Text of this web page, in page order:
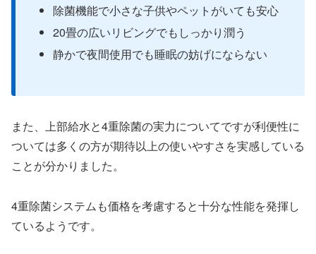
除菌機能で小さな子供やペットがいても安心
20畳の広いリビングでもしっかり潤う
静かで夜間使用でも睡眠の妨げにならない
また、上部給水と4重除菌の実力についてですが利便性に
ついては多くの方が期待以上の使いやすさを実感している
ことが分かりました。
4重除菌システムも価格を考慮すると十分な性能を発揮し
ているようです。